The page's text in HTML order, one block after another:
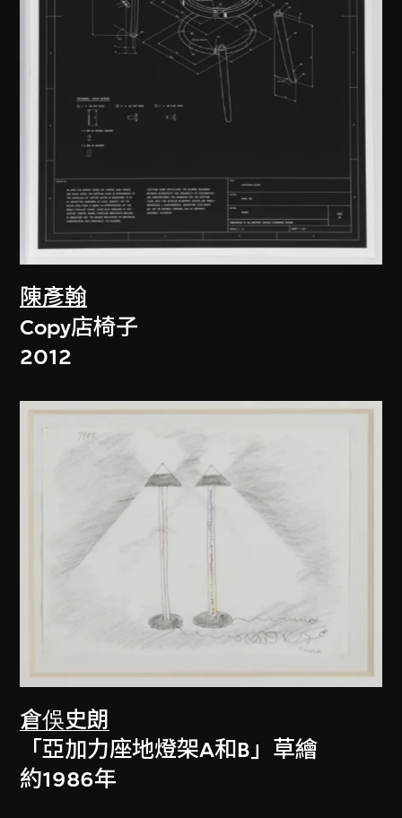
陳彥翰
Copy店椅子
2012
倉俁史朗
「亞加力座地燈架A和B」草繪
約1986年